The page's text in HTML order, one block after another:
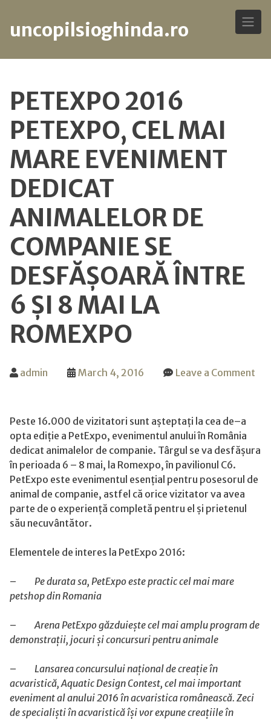
content
uncopilsioghinda.ro
PETEXPO 2016
PETEXPO, CEL MAI
MARE EVENIMENT
DEDICAT
ANIMALELOR DE
COMPANIE SE
DESFĂȘOARĂ ÎNTRE
6 ȘI 8 MAI LA
ROMEXPO
admin March 4, 2016
Leave a Comment
2016
PetExpo,
cel
mai
mare
eveniment
dedicat
animalelor
companie
desfășoară
între
6
8
Romexpo
Peste 16.000 de vizitatori sunt așteptați la cea de–a
opta ediție a PetExpo, evenimentul anului în România
dedicat animalelor de companie. Târgul se va desfășura
în perioada 6 – 8 mai, la Romexpo, în pavilionul C6.
PetExpo este evenimentul esențial pentru posesorul de
animal de companie, astfel că orice vizitator va avea
parte de o experiență completă pentru el și prietenul
său necuvântător.
Elementele de interes la PetExpo 2016:
– Pe durata sa, PetExpo este practic cel mai mare
petshop din Romania
– Arena PetExpo găzduiește cel mai amplu program de
demonstrații, jocuri și concursuri pentru animale
– Lansarea concursului național de creație în
acvaristică, Aquatic Design Contest, cel mai important
eveniment al anului 2016 în acvaristica românească. Zeci
de specialiști în acvaristică își vor expune creațiile în